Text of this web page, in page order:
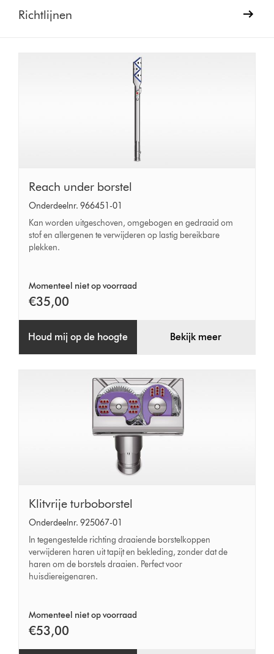
Richtlijnen
Reach
under
borstel
Reach under borstel
Onderdeelnr. 966451-01
Kan worden uitgeschoven, omgebogen en gedraaid om
stof en allergenen te verwijderen op lastig bereikbare
plekken.
Momenteel niet op voorraad
€35,00
Houd mij op de hoogte Bekijk meer
Klitvrije
turboborstel
Klitvrije turboborstel
Onderdeelnr. 925067-01
In tegengestelde richting draaiende borstelkoppen
verwijderen haren uit tapijt en bekleding, zonder dat de
haren om de borstels draaien. Perfect voor
huisdiereigenaren.
Momenteel niet op voorraad
€53,00